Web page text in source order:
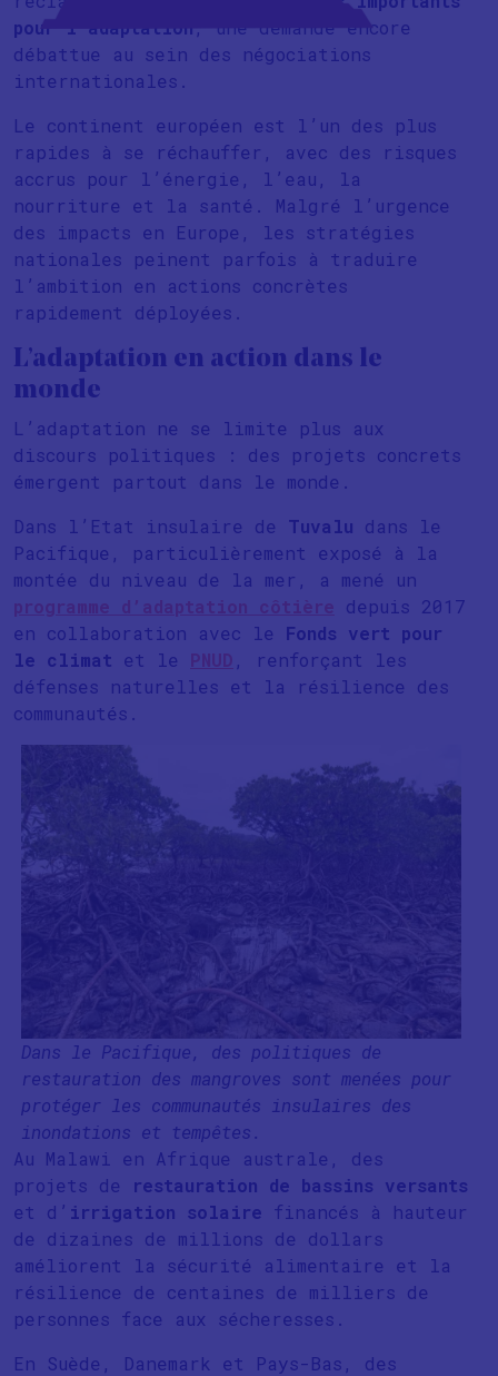
pour l’adaptation, une demande encore
débattue au sein des négociations
internationales.
Le continent européen est l’un des plus
rapides à se réchauffer, avec des risques
accrus pour l’énergie, l’eau, la
nourriture et la santé. Malgré l’urgence
des impacts en Europe, les stratégies
nationales peinent parfois à traduire
l’ambition en actions concrètes
rapidement déployées.
L’adaptation en action dans le
monde
L’adaptation ne se limite plus aux
discours politiques : des projets concrets
émergent partout dans le monde.
Dans l’Etat insulaire de Tuvalu dans le
Pacifique, particulièrement exposé à la
montée du niveau de la mer, a mené un
programme d’adaptation côtière depuis 2017
en collaboration avec le Fonds vert pour
le climat et le PNUD , renforçant les
défenses naturelles et la résilience des
communautés.
Dans le Pacifique, des politiques de
restauration des mangroves sont menées pour
protéger les communautés insulaires des
inondations et tempêtes.
Au Malawi en Afrique australe, des
projets de restauration de bassins versants
et d’ irrigation solaire financés à hauteur
de dizaines de millions de dollars
améliorent la sécurité alimentaire et la
résilience de centaines de milliers de
personnes face aux sécheresses.
En Suède, Danemark et Pays-Bas, des